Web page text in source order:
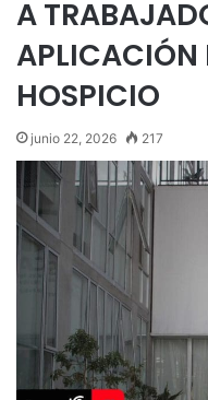
A
APLICACIÓN
HOSPICIO
junio 22, 2026 217